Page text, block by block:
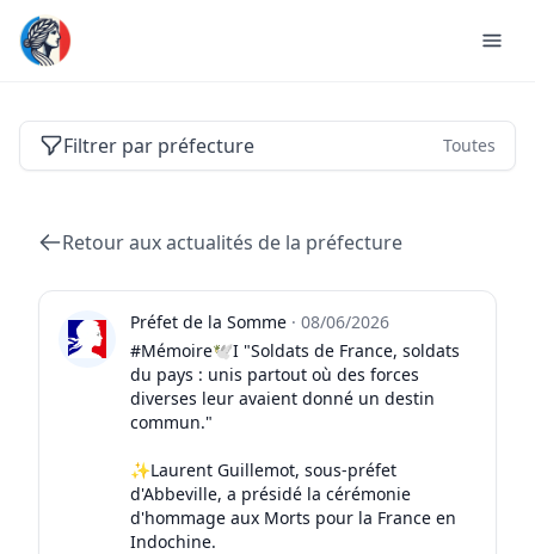
Actualités des préfectures de France
Filtrer par préfecture Toutes
Retour aux actualités de la préfecture
Préfet de la Somme · 08/06/2026
#Mémoire🕊️I "Soldats de France, soldats
du pays : unis partout où des forces
diverses leur avaient donné un destin
commun."
✨Laurent Guillemot, sous-préfet
d'Abbeville, a présidé la cérémonie
d'hommage aux Morts pour la France en
Indochine.